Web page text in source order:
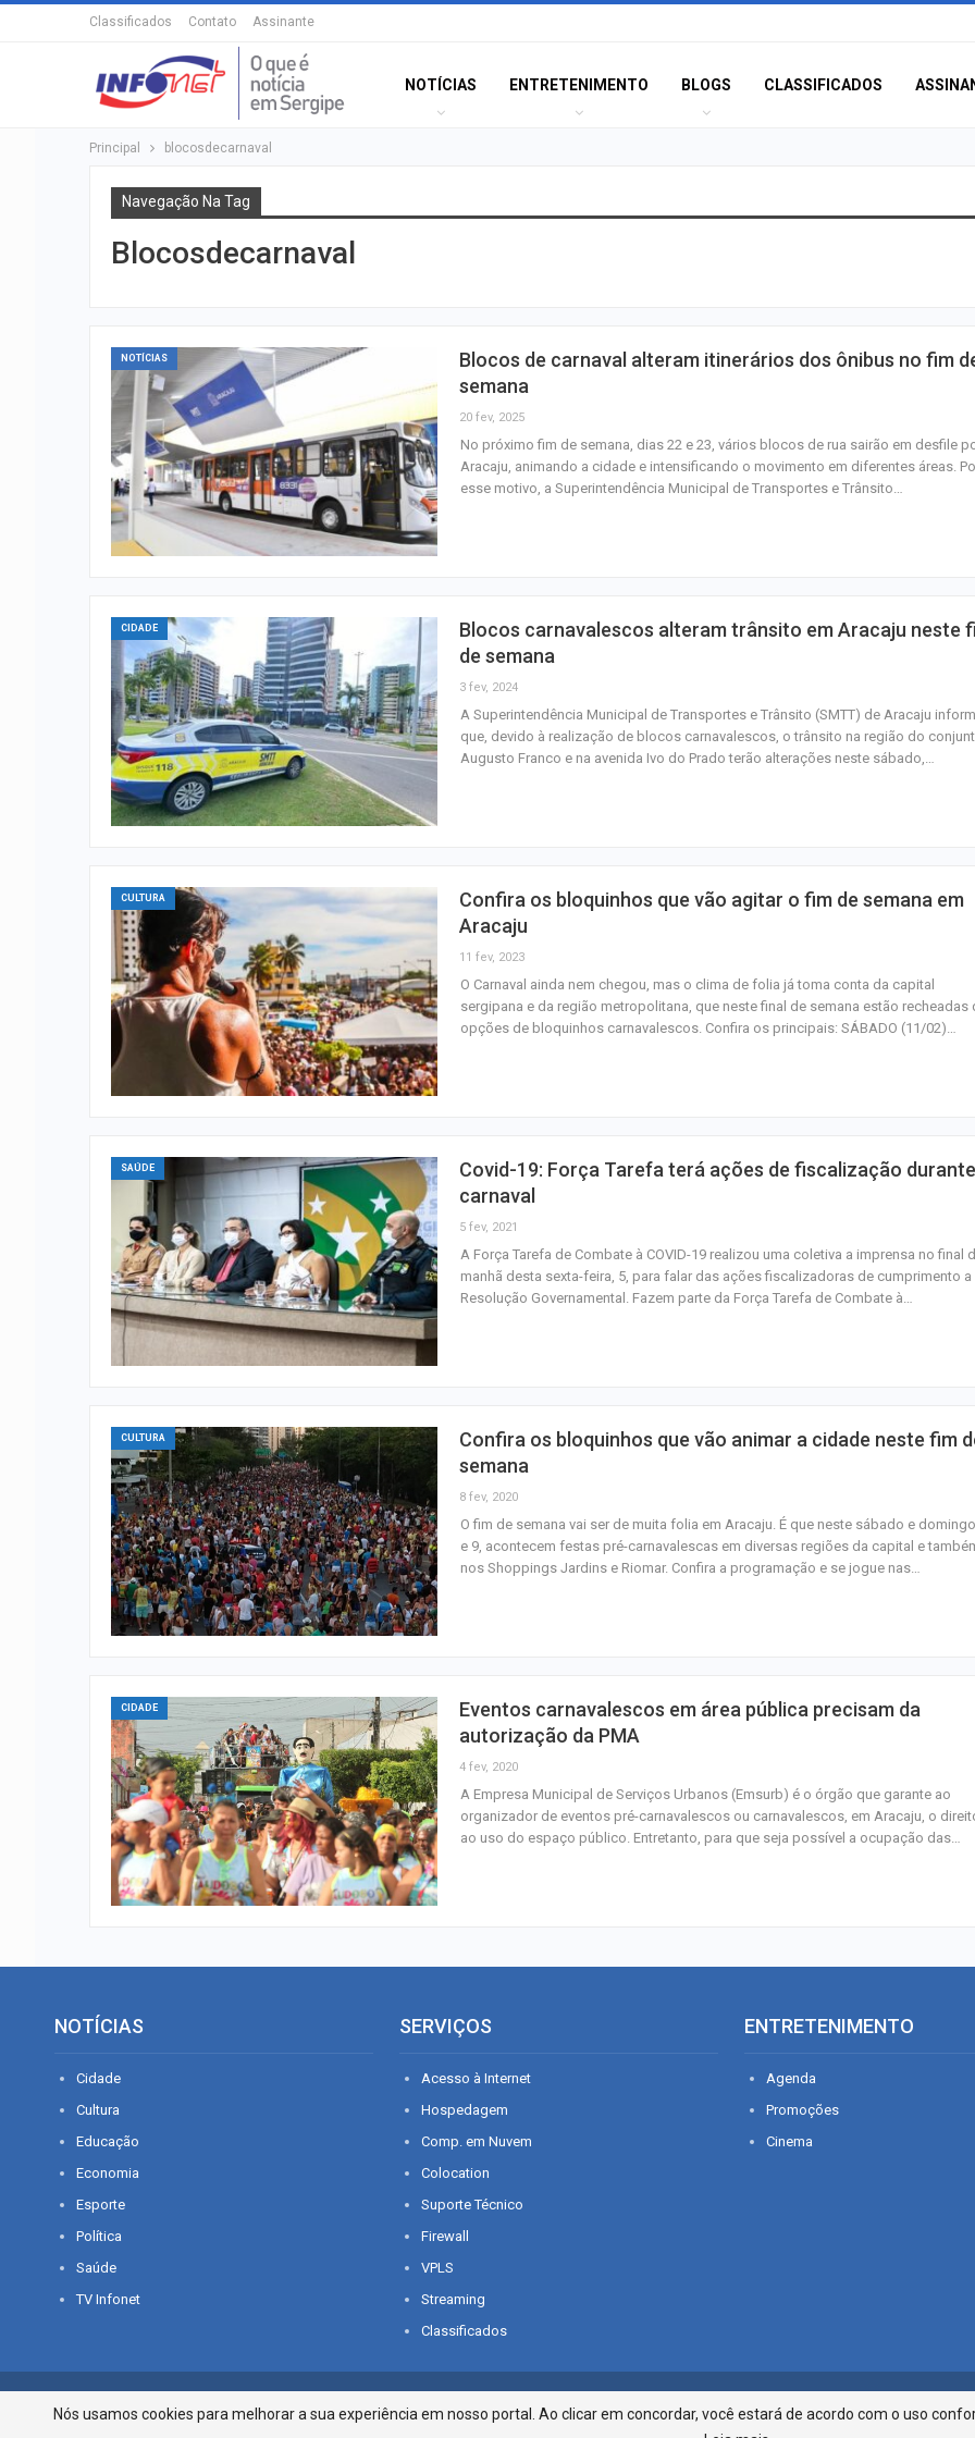
Classificados Contato Assinante
NOTÍCIAS ENTRETENIMENTO BLOGS CLASSIFICADOS
Principal blocosdecarnaval
Navegação Na Tag
Blocosdecarnaval
NOTÍCIAS
Blocos de carnaval alteram itinerários dos ônibus no fim
semana
20 fev, 2025
No próximo fim de semana, dias 22 e 23, vários blocos de rua sairão em desfile
Aracaju, animando a cidade e intensificando o movimento em diferentes áreas.
esse motivo, a Superintendência Municipal de Transportes e Trânsito…
CIDADE
Blocos carnavalescos alteram trânsito em Aracaju neste
de semana
3 fev, 2024
A Superintendência Municipal de Transportes e Trânsito (SMTT) de Aracaju
que, devido à realização de blocos carnavalescos, o trânsito na região do
Augusto Franco e na avenida Ivo do Prado terão alterações neste sábado,…
CULTURA
Confira os bloquinhos que vão agitar o fim de semana em
Aracaju
11 fev, 2023
O Carnaval ainda nem chegou, mas o clima de folia já toma conta da capital
sergipana e da região metropolitana, que neste final de semana estão recheadas
opções de bloquinhos carnavalescos. Confira os principais: SÁBADO (11/02)…
SAÚDE
Covid-19: Força Tarefa terá ações de fiscalização
carnaval
5 fev, 2021
A Força Tarefa de Combate à COVID-19 realizou uma coletiva a imprensa no final
manhã desta sexta-feira, 5, para falar das ações fiscalizadoras de cumprimento a
Resolução Governamental. Fazem parte da Força Tarefa de Combate à…
CULTURA
Confira os bloquinhos que vão animar a cidade neste fim
semana
8 fev, 2020
O fim de semana vai ser de muita folia em Aracaju. É que neste sábado e
e 9, acontecem festas pré-carnavalescas em diversas regiões da capital e
nos Shoppings Jardins e Riomar. Confira a programação e se jogue nas…
CIDADE
Eventos carnavalescos em área pública precisam da
autorização da PMA
4 fev, 2020
A Empresa Municipal de Serviços Urbanos (Emsurb) é o órgão que garante ao
organizador de eventos pré-carnavalescos ou carnavalescos, em Aracaju, o
ao uso do espaço público. Entretanto, para que seja possível a ocupação das…
Homem que
matar a própria
Anvisa desmente
sobre presença
plástico ou
NOTÍCIAS
Cidade
Cultura
Educação
Economia
Esporte
Política
Saúde
TV Infonet
SERVIÇOS
Acesso à Internet
Hospedagem
Comp. em Nuvem
Colocation
Suporte Técnico
Firewall
VPLS
Streaming
Classificados
ENTRETENIMENTO
Agenda
Promoções
Cinema
© 2026 - O que é notícia em Sergipe. Todos os direitos reservados.
Infonet - Rua Monsenhor Silveira
Nós usamos cookies para melhorar a sua experiência em nosso portal. Ao clicar em concordar, você estará de acordo com o uso